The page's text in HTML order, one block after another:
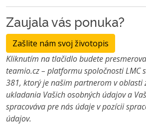
Zaujala vás ponuka?
Zašlite nám svoj životopis
Kliknutím na tlačidlo budete
teamio.cz – platformu spoločnosti LMC
381, ktorý je našim partnerom v oblasti
ukladania Vašich osobných údajov a
spracováva pre nás údaje v pozícii
údajov.